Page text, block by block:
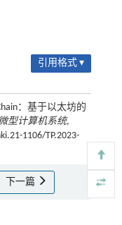
引用格式 ▾
：基于以太坊的
型计算机系统,
1106/TP.2023-
下一篇